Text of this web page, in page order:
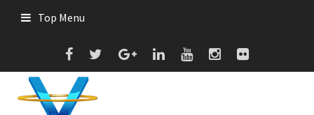
Top Menu